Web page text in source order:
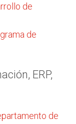
de
de
ERP,
de